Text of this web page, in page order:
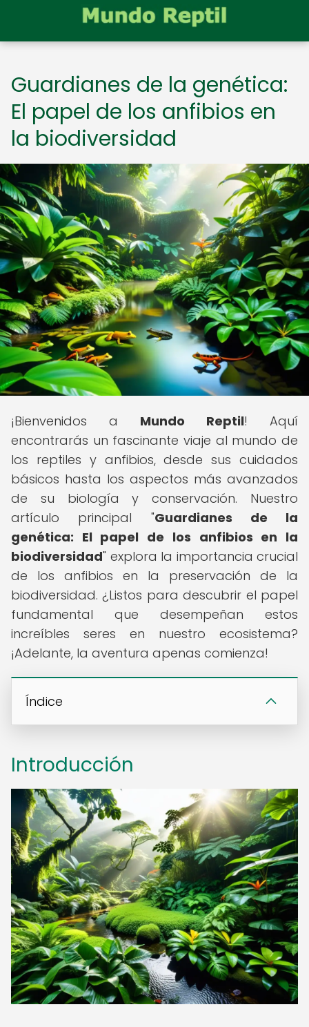
Guardianes de la genética:
El papel de los anfibios en
la biodiversidad
¡Bienvenidos a Mundo Reptil! Aquí
encontrarás un fascinante viaje al mundo de
los reptiles y anfibios, desde sus cuidados
básicos hasta los aspectos más avanzados
de su biología y conservación. Nuestro
artículo principal "Guardianes de la
genética: El papel de los anfibios en la
biodiversidad" explora la importancia crucial
de los anfibios en la preservación de la
biodiversidad. ¿Listos para descubrir el papel
fundamental que desempeñan estos
increíbles seres en nuestro ecosistema?
¡Adelante, la aventura apenas comienza!
Índice
Introducción